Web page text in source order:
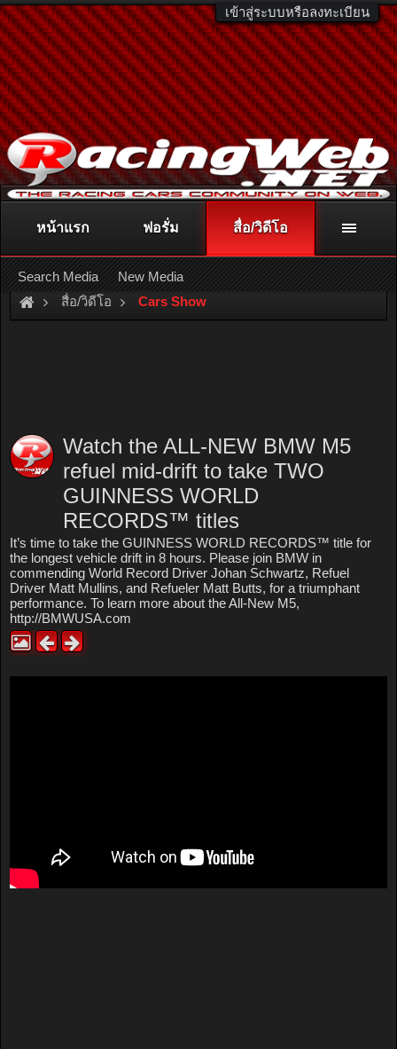
เข้าสู่ระบบหรือลงทะเบียน
ติดต่อลงโฆษณา racingweb@gmail.comหรือโทร. 081-811-1138
หรืออ่านรายละเอียดเพิ่มเติม คลิกที่นี่
สื่อ/วิดีโอ Cars Show
Watch the ALL-NEW BMW M5
refuel mid-drift to take TWO
GUINNESS WORLD
RECORDS™ titles
It’s time to take the GUINNESS WORLD RECORDS™ title for
the longest vehicle drift in 8 hours. Please join BMW in
commending World Record Driver Johan Schwartz, Refuel
Driver Matt Mullins, and Refueler Matt Butts, for a triumphant
performance. To learn more about the All-New M5,
http://BMWUSA.com
หน้าแรก ฟอรั่ม สื่อ/วิดีโอ
Search Media New Media